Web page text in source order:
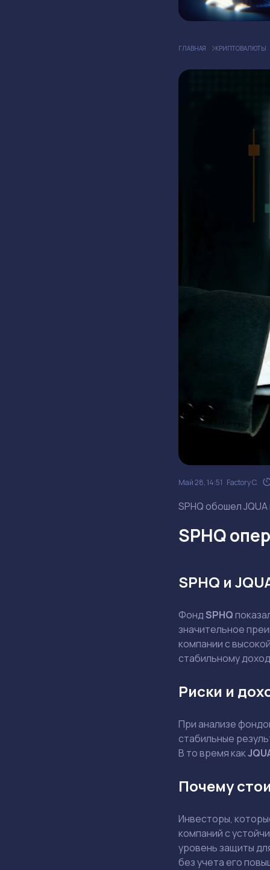
ГЛАВНАЯ КРИПТОВАЛЮТЫ
Май 28, 14:51 Factory C.
SPHQ обошел
SPHQ
SPHQ и
ФондSPHQ
значительное
компании с
стабильному
Риски и
При анализе
стабильные
В то время как
Почему
Инвесторы,
компаний с
уровень защиты
без учета его